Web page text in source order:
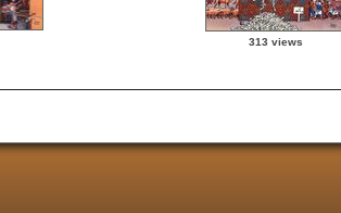
313 views